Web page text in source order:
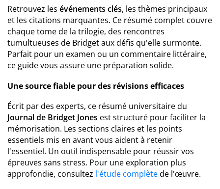
Retrouvez les événements clés, les thèmes principaux
et les citations marquantes. Ce résumé complet couvre
chaque tome de la trilogie, des rencontres
tumultueuses de Bridget aux défis qu'elle surmonte.
Parfait pour un examen ou un commentaire littéraire,
ce guide vous assure une préparation solide.
Une source fiable pour des révisions efficaces
Écrit par des experts, ce résumé universitaire du
Journal de Bridget Jones est structuré pour faciliter la
mémorisation. Les sections claires et les points
essentiels mis en avant vous aident à retenir
l'essentiel. Un outil indispensable pour réussir vos
épreuves sans stress. Pour une exploration plus
approfondie, consultez l'étude complètede l'œuvre.